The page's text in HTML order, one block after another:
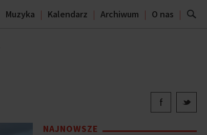
Muzyka Kalendarz Archiwum O nas
NAJNOWSZE